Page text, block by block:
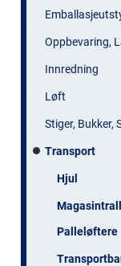
Oppbevaring,
Innredning
Løft
Stiger, Bukker,
Transport
Hjul
Palleløftere